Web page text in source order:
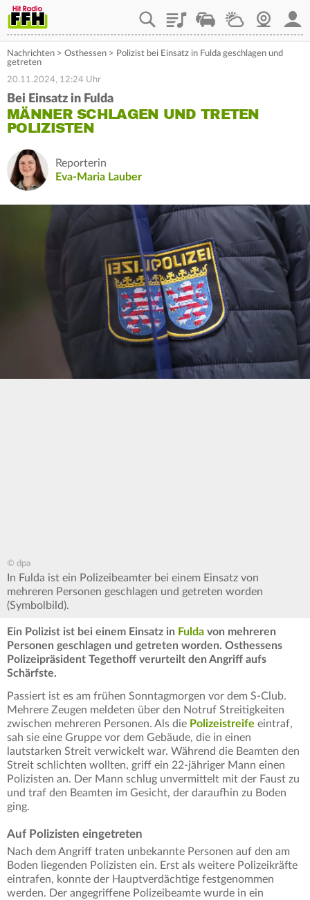
PlaylistStaupilotWetterWebcam
Nachrichten > Osthessen > Polizist bei Einsatz in Fulda geschlagen und
getreten
20.11.2024, 12:24 Uhr
Bei Einsatz in Fulda
MÄNNER SCHLAGEN UND TRETEN
POLIZISTEN
Reporterin
Eva-Maria Lauber
© dpa
In Fulda ist ein Polizeibeamter bei einem Einsatz von
mehreren Personen geschlagen und getreten worden
(Symbolbild).
Ein Polizist ist bei einem Einsatz in Fulda von mehreren
Personen geschlagen und getreten worden. Osthessens
Polizeipräsident Tegethoff verurteilt den Angriff aufs
Schärfste.
Passiert ist es am frühen Sonntagmorgen vor dem S-Club.
Mehrere Zeugen meldeten über den Notruf Streitigkeiten
zwischen mehreren Personen. Als die Polizeistreife eintraf,
sah sie eine Gruppe vor dem Gebäude, die in einen
lautstarken Streit verwickelt war. Während die Beamten den
Streit schlichten wollten, griff ein 22-jähriger Mann einen
Polizisten an. Der Mann schlug unvermittelt mit der Faust zu
und traf den Beamten im Gesicht, der daraufhin zu Boden
ging.
Auf Polizisten eingetreten
Nach dem Angriff traten unbekannte Personen auf den am
Boden liegenden Polizisten ein. Erst als weitere Polizeikräfte
eintrafen, konnte der Hauptverdächtige festgenommen
werden. Der angegriffene Polizeibeamte wurde in ein